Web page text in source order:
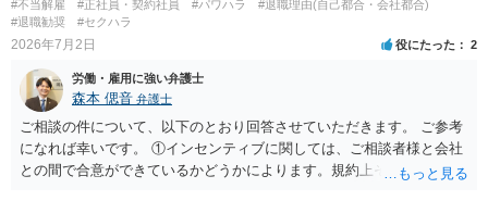
したかわかりませんが、会社がセクハラ認定しなかったからといっ
て、裁判所も認定しないとは限りません。具体的な証拠とそれで認定
しないようにして下さい。そういう報復的なことをしなければ名誉毀
損にはなりません。反訴は貴女が加害行為をしなければ、通常は起こ
されません。 ５ 裁判をして、和解すれば和解金が入ります。 勝訴
判決を得て確定すれば、判決認容額を払ってもらいます。任意に支払
わない場合には、給与や預貯金、不動産などの財産を差押えます。
#不当解雇 #正社員・契約社員 #パワハラ
#退職理由(自己都合・会社都合)
#退職勧奨
#セクハラ
2026年7月2日 役にたった 2
労働・雇用に強い弁護士
森本 偲音 弁護士
ご相談の件について、以下のとおり回答させていただきます。 ご参考
になれば幸いです。 ①インセンティブに関しては、ご相談者様と会社
との間で合意ができているかどうかによります。規約上そのような合